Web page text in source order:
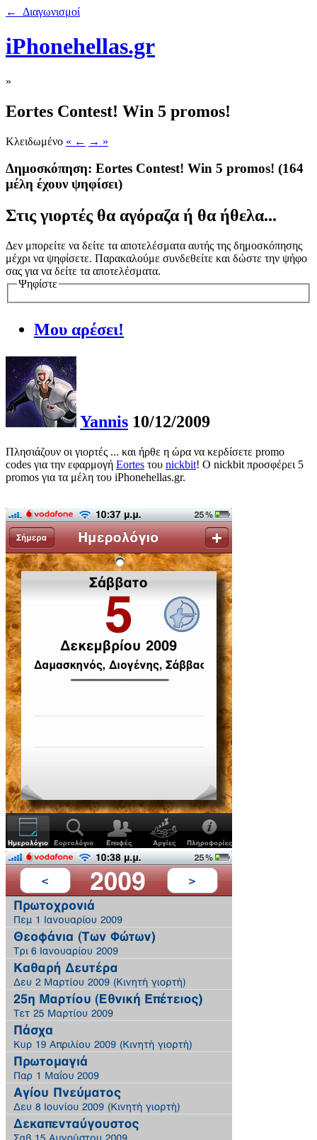
← Διαγωνισμοί
iPhonehellas.gr
»
Eortes Contest! Win 5 promos!
Κλειδωμένο « ← → »
Δημοσκόπηση: Eortes Contest! Win 5 promos! (164
μέλη έχουν ψηφίσει)
Στις γιορτές θα αγόραζα ή θα ήθελα...
Δεν μπορείτε να δείτε τα αποτελέσματα αυτής της δημοσκόπησης
μέχρι να ψηφίσετε. Παρακαλούμε συνδεθείτε και δώστε την ψήφο
σας για να δείτε τα αποτελέσματα.
Ψηφίστε
Μου αρέσει!
Yannis 10/12/2009
Πλησιάζουν οι γιορτές ... και ήρθε η ώρα να κερδίσετε promo
codes για την εφαρμογή Eortes του nickbit! Ο nickbit προσφέρει 5
promos για τα μέλη του iPhonehellas.gr.